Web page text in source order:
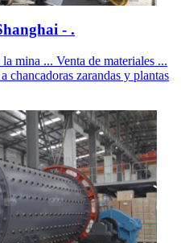
- .
mina ... Venta de materiales ...
chancadoras zarandas y plantas